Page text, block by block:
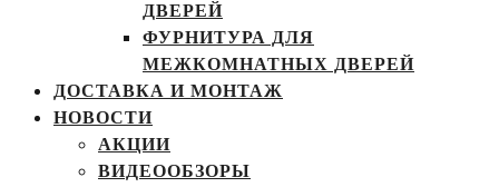
ДВЕРЕЙ
ФУРНИТУРА ДЛЯ
МЕЖКОМНАТНЫХ ДВЕРЕЙ
ДОСТАВКА И МОНТАЖ
НОВОСТИ
АКЦИИ
ВИДЕООБЗОРЫ